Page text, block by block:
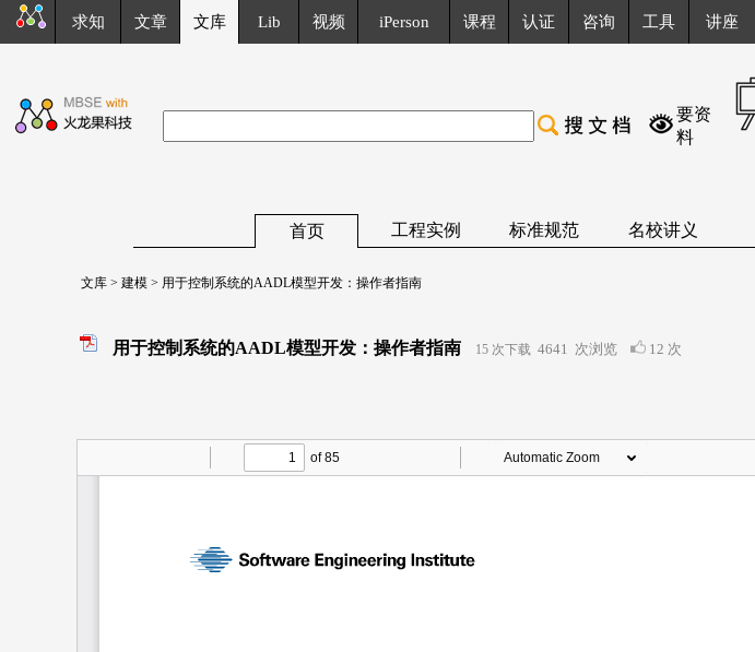
求知 文章 文库 Lib 视频 iPerson 课程 认证 咨询 工具 讲座
要资
料
首页 工程实例 标准规范 名校讲义
文库 > 建模 > 用于控制系统的AADL模型开发：操作者指南
用于控制系统的AADL模型开发：操作者指南 15 次下载 4641 次浏览 12 次